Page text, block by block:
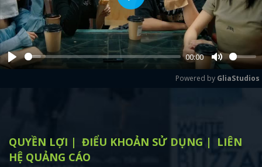
Play
00:00
Mute
Play
Powered by GliaStudios
QUYỀN LỢI ĐIỂU KHOẢN SỬ DỤNG
LIÊN
HỆ QUẢNG CÁO